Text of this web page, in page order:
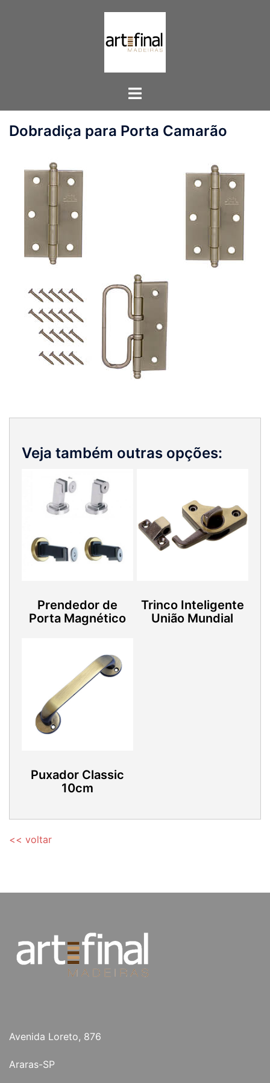
Toggle
Dobradiça para Porta Camarão
Veja também outras opções:
Prendedor de
Porta Magnético
Trinco Inteligente
União Mundial
Puxador Classic
10cm
<< voltar
Avenida Loreto, 876
Araras-SP